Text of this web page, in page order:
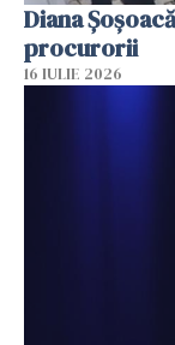
Diana
procurorii
16 IULIE 2026